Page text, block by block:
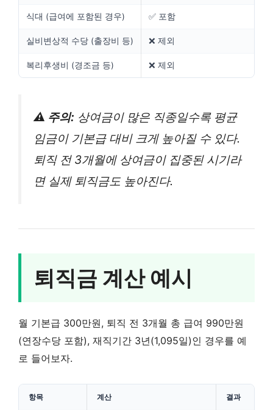
식대 (급여에 포함된 경우) ✅ 포함
실비변상적 수당 (출장비 등) ❌ 제외
복리후생비 (경조금 등) ❌ 제외
⚠️ 주의: 상여금이 많은 직종일수록 평균
임금이 기본급 대비 크게 높아질 수 있다.
퇴직 전 3개월에 상여금이 집중된 시기라
면 실제 퇴직금도 높아진다.
퇴직금 계산 예시
월 기본급 300만원, 퇴직 전 3개월 총 급여 990만원
(연장수당 포함), 재직기간 3년(1,095일)인 경우를 예
로 들어보자.
항목 계산 결과